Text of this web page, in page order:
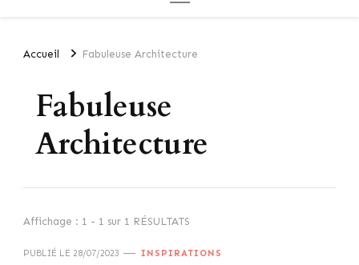
Accueil Fabuleuse Architecture
Fabuleuse
Architecture
Affichage : 1 - 1 sur 1 RÉSULTATS
PUBLIÉ LE 28/07/2023 INSPIRATIONS